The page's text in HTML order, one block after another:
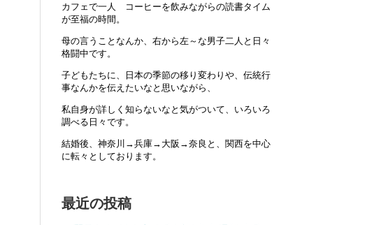
カフェで一人 コーヒーを飲みながらの読書タイム
が至福の時間。
母の言うことなんか、右から左～な男子二人と日々
格闘中です。
子どもたちに、日本の季節の移り変わりや、伝統行
事なんかを伝えたいなと思いながら、
私自身が詳しく知らないなと気がついて、いろいろ
調べる日々です。
結婚後、神奈川→兵庫→大阪→奈良と、関西を中心
に転々としております。
最近の投稿